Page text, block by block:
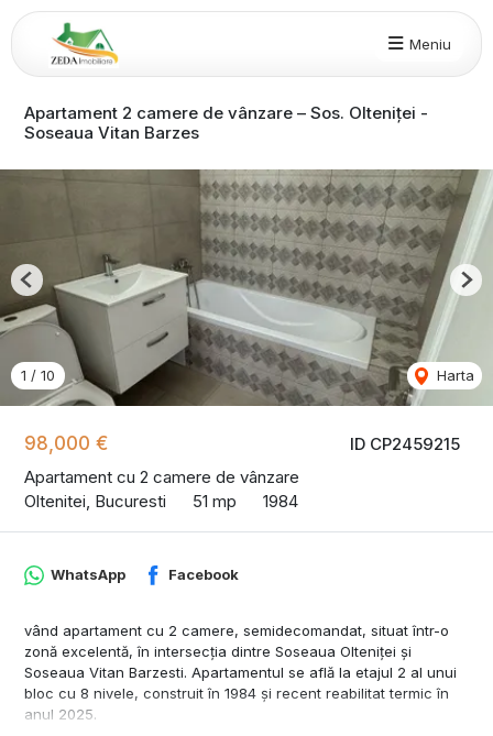
Meniu
Apartament 2 camere de vânzare – Sos. Olteniței -
Soseaua Vitan Barzes
ID CP2459215
98,000 €
Apartament cu 2 camere de vânzare
Oltenitei, Bucuresti
51 mp 1984
1 / 10 Harta
Previous
WhatsApp Facebook
vând apartament cu 2 camere, semidecomandat, situat într-o
zonă excelentă, în intersecția dintre Soseaua Olteniței și
Soseaua Vitan Barzesti. Apartamentul se află la etajul 2 al unui
bloc cu 8 nivele, construit în 1984 și recent reabilitat termic în
anul 2025.